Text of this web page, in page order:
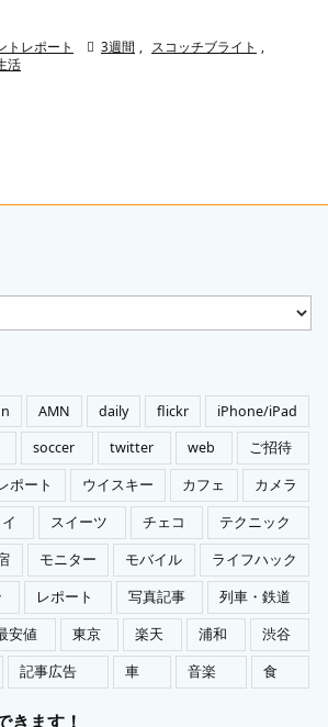
トレポート  3週間 , スコッチブライト ,
活
AMN daily flickr
iPhone/iPad
soccer twitter web
ご招待
ポート ウイスキー カフェ
カメラ
スイーツ チェコ
テクニック
モニター モバイル
ライフハック
レポート 写真記事
列車・鉄道
安値 東京 楽天 浦和
渋谷
記事広告 車 音楽 食
きます！